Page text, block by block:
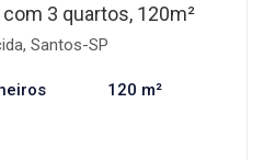
3 quartos, 120m²
Santos-SP
120 m²